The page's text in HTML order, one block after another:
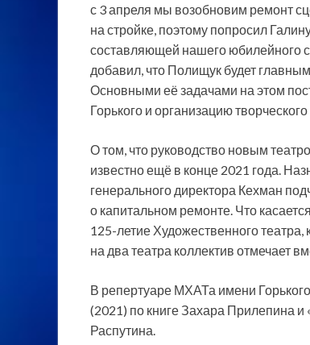
с 3 апреля мы возобновим ремонт
на стройке, поэтому попросил
составляющей нашего юбилейного
добавил, что Полищук будет
Основными её задачами на этом
Горького и организацию
О том, что руководство новым
известно ещё в конце 2021 года.
генерального директора Кехман
о капитальном ремонте. Что
125-летие Художественного
на два театра коллектив отмечает
В репертуаре МХАТа имени
(2021) по книге Захара Прилепина
Распутина.